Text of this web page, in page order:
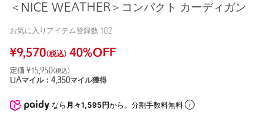
＜NICE WEATHER＞コンパクト カーディガン
お気に入りアイテム登録数 102
¥9,570(税込) 40%OFF
定価 ¥15,950(税込)
UAマイル： 4,350マイル獲得
なら 月々1,595円から。分割手数料無料